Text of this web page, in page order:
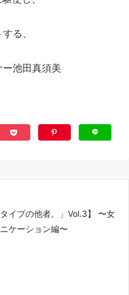
る、
池田真須美
タイプの他者。」Vol.3】 〜女
ケーション編〜